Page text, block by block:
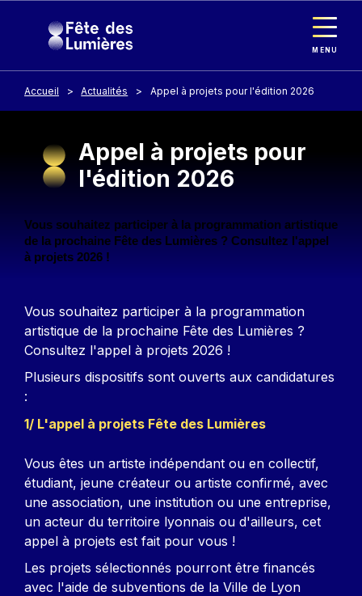
MENU
Accueil Actualités Appel à projets pour l'édition 2026
Appel à projets pour
l'édition 2026
Description
Vous souhaitez participer à la programmation artistique
de la prochaine Fête des Lumières ? Consultez l'appel
à projets 2026 !
Contenu
Vous souhaitez participer à la programmation
artistique de la prochaine Fête des Lumières ?
Consultez l'appel à projets 2026 !
Plusieurs dispositifs sont ouverts aux candidatures
:
1/ L'appel à projets Fête des Lumières
Vous êtes un artiste indépendant ou en collectif,
étudiant, jeune créateur ou artiste confirmé, avec
une association, une institution ou une entreprise,
un acteur du territoire lyonnais ou d'ailleurs, cet
appel à projets est fait pour vous !
Les projets sélectionnés pourront être financés
avec l'aide de subventions de la Ville de Lyon